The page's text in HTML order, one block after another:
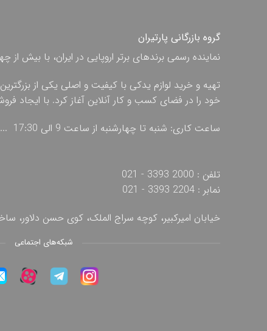
گروه بازرگانی پارتیران
نماینده رسمی برندهای برتر اروپایی در ایران، با
تهیه و خرید لوازم یدکی با کیفیت و اصلی یکی از
خود را در فضای کسب و کار آنلاین آغاز کرد. با ایجاد
ساعت کاری: شنبه تا چهارشنبه از ساعت 9 الی 17:30 ...... پنج شنبه از ساعت 9 الی 13
تلفن : 2000 3393 - 021
نمابر : 2204 3393 - 021
خیابان امیرکبیر، کوچه سراج الملک، کوی حسن دلاور،
شبکه‌های اجتماعی